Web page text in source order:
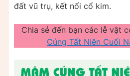
đất vũ trụ, kết nối cổ kim.
Chia sẻ đến bạn các lễ vật
Cúng Tất Niên Cuối